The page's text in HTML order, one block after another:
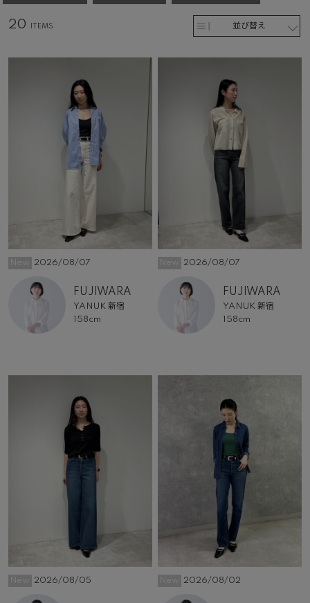
並び替え
20
2026/08/07
FUJIWARA
YANUK 新宿
158cm
2026/08/07
FUJIWARA
YANUK 新宿
158cm
2026/08/05 2026/08/02